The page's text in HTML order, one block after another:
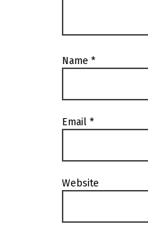
Name *
Email *
Website